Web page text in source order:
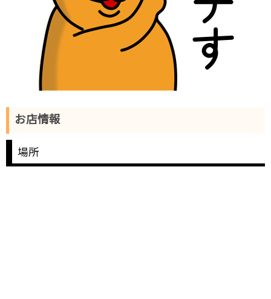
お店情報
場所